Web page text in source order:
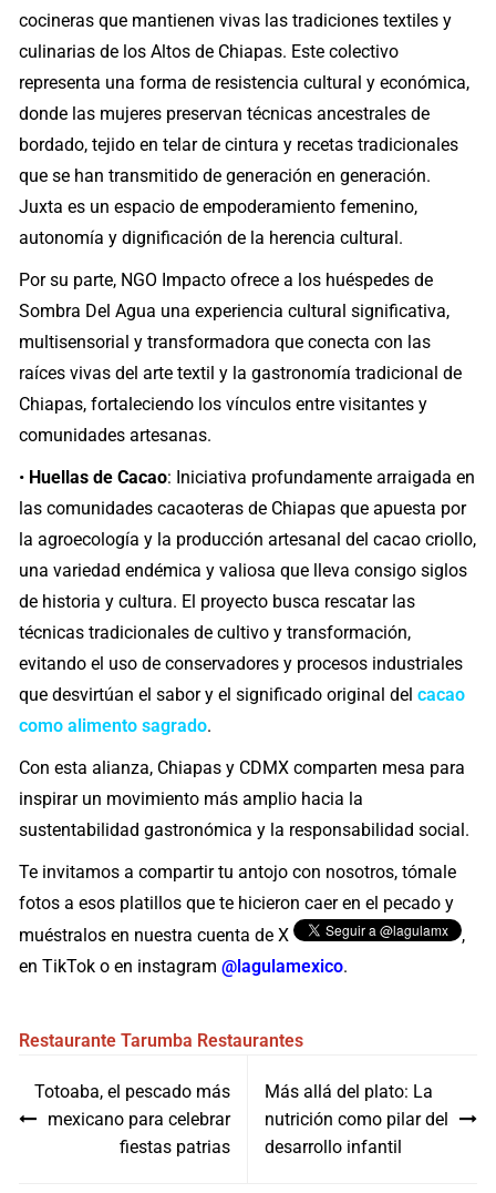
cocineras que mantienen vivas las tradiciones textiles y
culinarias de los Altos de Chiapas. Este colectivo
representa una forma de resistencia cultural y económica,
donde las mujeres preservan técnicas ancestrales de
bordado, tejido en telar de cintura y recetas tradicionales
que se han transmitido de generación en generación.
Juxta es un espacio de empoderamiento femenino,
autonomía y dignificación de la herencia cultural.
Por su parte, NGO Impacto ofrece a los huéspedes de
Sombra Del Agua una experiencia cultural significativa,
multisensorial y transformadora que conecta con las
raíces vivas del arte textil y la gastronomía tradicional de
Chiapas, fortaleciendo los vínculos entre visitantes y
comunidades artesanas.
• Huellas de Cacao: Iniciativa profundamente arraigada en
las comunidades cacaoteras de Chiapas que apuesta por
la agroecología y la producción artesanal del cacao criollo,
una variedad endémica y valiosa que lleva consigo siglos
de historia y cultura. El proyecto busca rescatar las
técnicas tradicionales de cultivo y transformación,
evitando el uso de conservadores y procesos industriales
que desvirtúan el sabor y el significado original delcacao
como alimento sagrado.
Con esta alianza, Chiapas y CDMX comparten mesa para
inspirar un movimiento más amplio hacia la
sustentabilidad gastronómica y la responsabilidad social.
Te invitamos a compartir tu antojo con nosotros, tómale
fotos a esos platillos que te hicieron caer en el pecado y
muéstralos en nuestra cuenta de X
,
en TikTok o en instagram@lagulamexico.
Restaurante Tarumba Restaurantes
de
entradas
Totoaba, el pescado más
mexicano para celebrar
fiestas patrias
Más allá del plato: La
nutrición como pilar del
desarrollo infantil